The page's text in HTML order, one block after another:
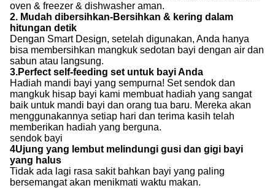
oven & freezer & dishwasher aman.
2. Mudah dibersihkan-Bersihkan & kering dalam
hitungan detik
Dengan Smart Design, setelah digunakan, Anda hanya
bisa membersihkan mangkuk sedotan bayi dengan air dan
sabun atau langsung.
3.Perfect self-feeding set untuk bayi Anda
Hadiah mandi bayi yang sempurna! Set sendok dan
mangkuk hisap bayi kami membuat hadiah yang sangat
baik untuk mandi bayi dan orang tua baru. Mereka akan
menggunakannya setiap hari dan terima kasih telah
memberikan hadiah yang berguna.
sendok bayi
4Ujung yang lembut melindungi gusi dan gigi bayi
yang halus
Tidak ada lagi rasa sakit bahkan bayi yang paling
bersemangat akan menikmati waktu makan.